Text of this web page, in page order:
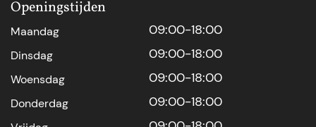
Openingstijden
Maandag 09:00-18:00
Dinsdag 09:00-18:00
Woensdag 09:00-18:00
Donderdag 09:00-18:00